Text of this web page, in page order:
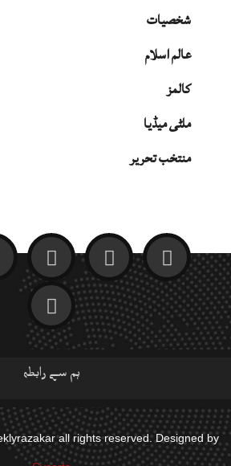
شخصیات
عالم اسلام
کالمز
ملٹی میڈیا
منتخب تحریر
ہم سے رابطہ
all rights reserved. Designed by